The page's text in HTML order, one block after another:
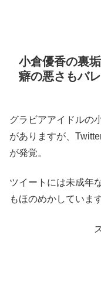
小倉優香の裏
癖の悪さもバ
グラビアアイドルの
がありますが、
が発覚。
ツイートには未成年
もほのめかしています